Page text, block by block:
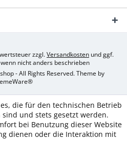
zzgl.Versandkosten und ggf.
nicht anders beschrieben
- All Rights Reserved. Theme by
die für den technischen Betrieb
und stets gesetzt werden.
bei Benutzung dieser Website
dienen oder die Interaktion mit